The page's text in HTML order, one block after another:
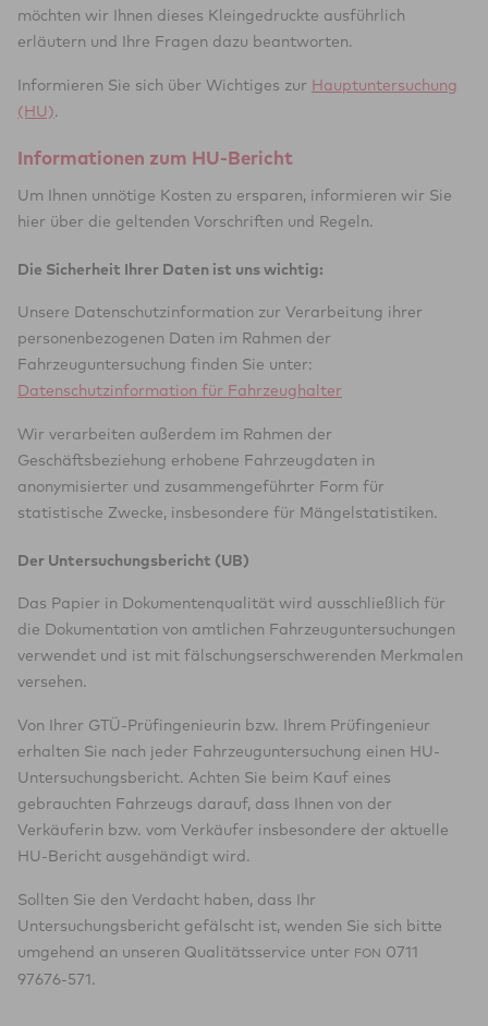
möchten wir Ihnen dieses Kleingedruckte ausführlich
erläutern und Ihre Fragen dazu beantworten.
Informieren Sie sich über Wichtiges zur Hauptuntersuchung
(HU).
Informationen zum HU-Bericht
Um Ihnen unnötige Kosten zu ersparen, informieren wir Sie
hier über die geltenden Vorschriften und Regeln.
Die Sicherheit Ihrer Daten ist uns wichtig:
Unsere Datenschutzinformation zur Verarbeitung ihrer
personenbezogenen Daten im Rahmen der
Fahrzeuguntersuchung finden Sie unter:
Datenschutzinformation für Fahrzeughalter
Wir verarbeiten außerdem im Rahmen der
Geschäftsbeziehung erhobene Fahrzeugdaten in
anonymisierter und zusammengeführter Form für
statistische Zwecke, insbesondere für Mängelstatistiken.
Der Untersuchungsbericht (UB)
Das Papier in Dokumentenqualität wird ausschließlich für
die Dokumentation von amtlichen Fahrzeuguntersuchungen
verwendet und ist mit fälschungserschwerenden Merkmalen
versehen.
Von Ihrer GTÜ-Prüfingenieurin bzw. Ihrem Prüfingenieur
erhalten Sie nach jeder Fahrzeuguntersuchung einen HU-
Untersuchungsbericht. Achten Sie beim Kauf eines
gebrauchten Fahrzeugs darauf, dass Ihnen von der
Verkäuferin bzw. vom Verkäufer insbesondere der aktuelle
HU-Bericht ausgehändigt wird.
Sollten Sie den Verdacht haben, dass Ihr
Untersuchungsbericht gefälscht ist, wenden Sie sich bitte
umgehend an unseren Qualitätsservice unter FON 0711
97676-571.